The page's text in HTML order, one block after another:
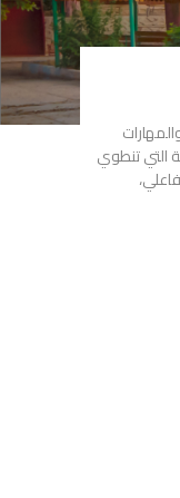
التي تنطوي